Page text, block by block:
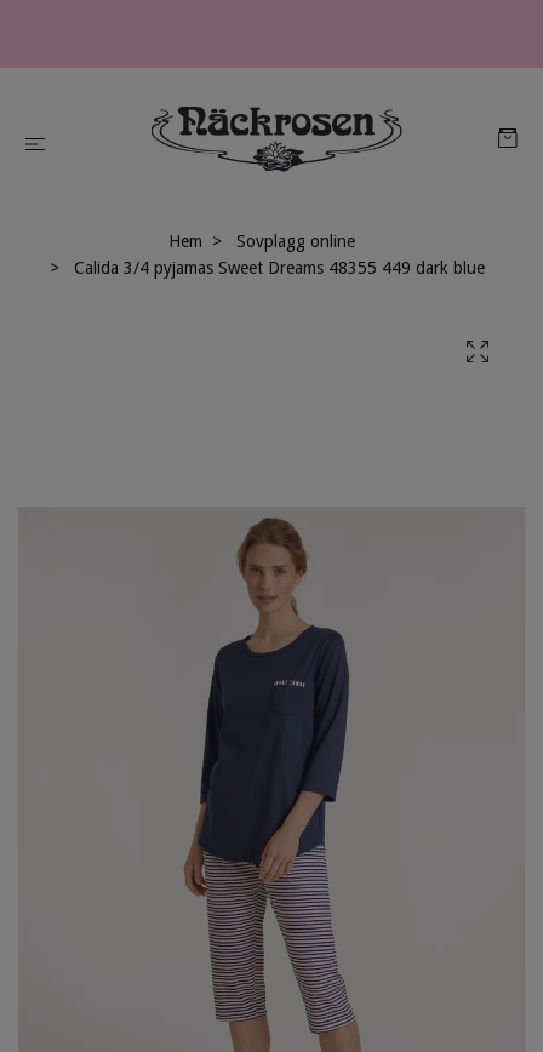
Hem
Sovplagg online
Calida 3/4 pyjamas Sweet Dreams 48355 449 dark blue